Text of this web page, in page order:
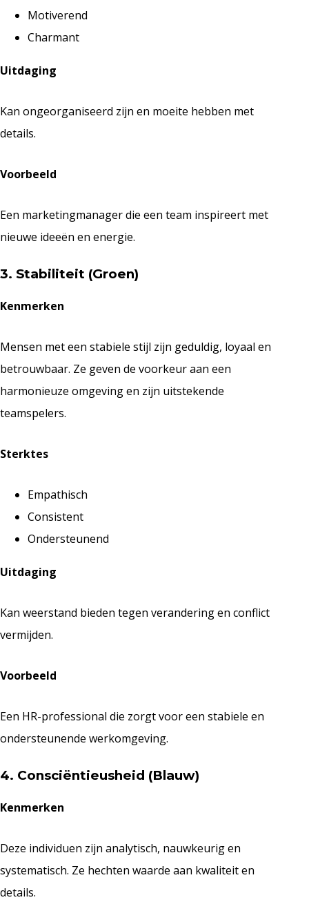
Motiverend
Charmant
Uitdaging
Kan ongeorganiseerd zijn en moeite hebben met
details.
Voorbeeld
Een marketingmanager die een team inspireert met
nieuwe ideeën en energie.
3. Stabiliteit (Groen)
Kenmerken
Mensen met een stabiele stijl zijn geduldig, loyaal en
betrouwbaar. Ze geven de voorkeur aan een
harmonieuze omgeving en zijn uitstekende
teamspelers.
Sterktes
Empathisch
Consistent
Ondersteunend
Uitdaging
Kan weerstand bieden tegen verandering en conflict
vermijden.
Voorbeeld
Een HR-professional die zorgt voor een stabiele en
ondersteunende werkomgeving.
4. Consciëntieusheid (Blauw)
Kenmerken
Deze individuen zijn analytisch, nauwkeurig en
systematisch. Ze hechten waarde aan kwaliteit en
details.